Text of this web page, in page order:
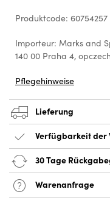
Produktcode: 60754257
Importeur: Marks and
140 00 Praha 4,
Pflegehinweise
Lieferung
Verfügbarkeit der
30 Tage
Warenanfrage